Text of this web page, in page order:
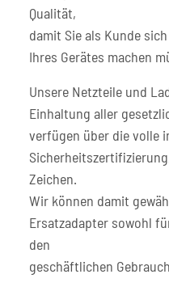
Qualität,
damit Sie als Kunde
Ihres Gerätes machen
Unsere Netzteile und
Einhaltung aller
verfügen über die volle
Zeichen.
Wir können damit
Ersatzadapter sowohl
den
geschäftlichen